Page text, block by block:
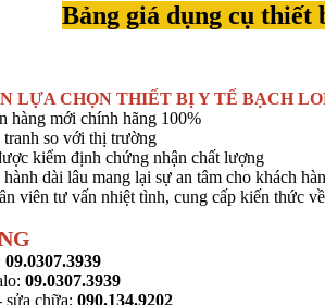
Bảng giá dụng cụ thiết
LỰA CHỌN THIẾT BỊ Y TẾ BẠCH
hàng mới chính hãng 100%
tranh so với thị trường
kiểm định chứng nhận chất lượng
dài lâu mang lại sự an tâm cho khách
viên tư vấn nhiệt tình, cung cấp kiến thức
09.0307.3939
09.0307.3939
sửa chữa: 090.134.9202